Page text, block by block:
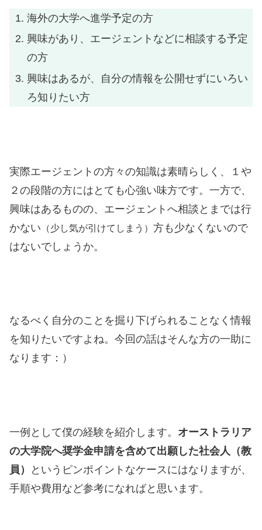
海外の大学へ進学予定の方
興味があり、エージェントなどに相談する予定
の方
興味はあるが、自分の情報を公開せずにいろい
ろ知りたい方
実際エージェントの方々の知識は素晴らしく、１や
２の段階の方にはとても心強い味方です。一方で、
興味はあるものの、エージェントへ相談とまでは行
かない （少し気が引けてしまう） 方も少なくないので
はないでしょうか。
なるべく自分のことを掘り下げられることなく情報
を知りたいですよね。今回の話はそんな方の一助に
なります：）
一例として僕の経験を紹介します。 オーストラリア
の大学院へ奨学金申請を含めて出願した社会人（教
員）
というピンポイントなケースにはなりますが、
手順や費用など参考になればと思います。